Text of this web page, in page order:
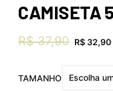
CAMISETA
R$37,90 R$ 32,90
TAMANHO